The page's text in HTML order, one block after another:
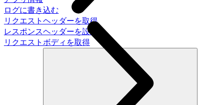
ログに書き込む
リクエストヘッダーを取得
レスポンスヘッダーを設定
リクエストボディを取得